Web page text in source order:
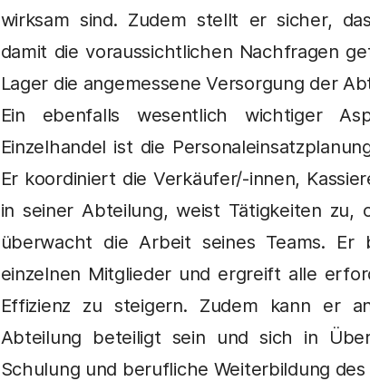
wirksam sind. Zudem stellt er sicher,
damit die voraussichtlichen Nachfragen
Lager die angemessene Versorgung der
Ein ebenfalls wesentlich wichtiger
Einzelhandel ist die
Er koordiniert die Verkäufer/-innen,
in seiner Abteilung, weist Tätigkeiten zu,
überwacht die Arbeit seines Teams.
einzelnen Mitglieder und ergreift alle
Effizienz zu steigern. Zudem kann er
Abteilung beteiligt sein und sich in
Schulung und berufliche Weiterbildung